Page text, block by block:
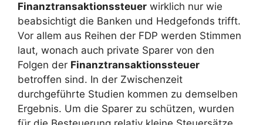
Finanztransaktionssteuer wirklich nur wie
beabsichtigt die Banken und Hedgefonds trifft.
Vor allem aus Reihen der FDP werden Stimmen
laut, wonach auch private Sparer von den
Folgen der Finanztransaktionssteuer
betroffen sind. In der Zwischenzeit
durchgeführte Studien kommen zu demselben
Ergebnis. Um die Sparer zu schützen, wurden